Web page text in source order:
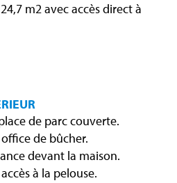
m2 avec accès direct à
de parc couverte.
de bûcher.
devant la maison.
à la pelouse.